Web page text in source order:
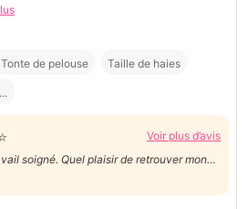
Tonte de pelouse Taille de haies
...
Voir plus d’avis
soigné. Quel plaisir de retrouver mon
ta ponctualité